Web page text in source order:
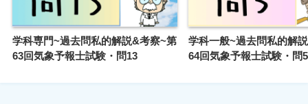
学科専門~過去問私的解説&考察~第
63回気象予報士試験・問13
学科一般~過去問私的解
64回気象予報士試験・問5